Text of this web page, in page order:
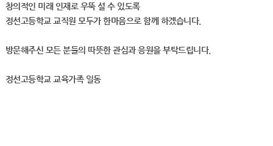
창의적인 미래 인재로 우뚝 설 수 있도록
정선고등학교 교직원 모두가 한마음으로 함께 하겠습니다.
방문해주신 모든 분들의 따뜻한 관심과 응원을 부탁드립니다.
정선고등학교 교육가족 일동